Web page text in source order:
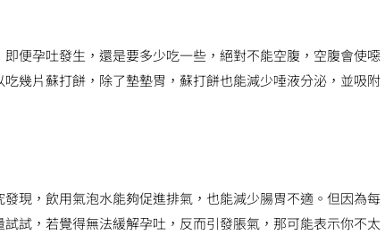
便孕吐發生，還是要多少吃一些，絕對不能空腹，空腹會使噁
幾片蘇打餅，除了墊墊胃，蘇打餅也能減少唾液分泌，並吸附
現，飲用氣泡水能夠促進排氣，也能減少腸胃不適。但因為每
試，若覺得無法緩解孕吐，反而引發脹氣，那可能表示你不太